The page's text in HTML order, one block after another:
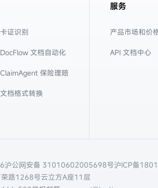
卡证识别
DocFlow 文档自动化
ClaimAgent 保险理赔
文档格式转换
服务
产品市场和价
API 文档中心
沪公网安备 31010602005698号沪ICP备
路1268号云立方A座11层